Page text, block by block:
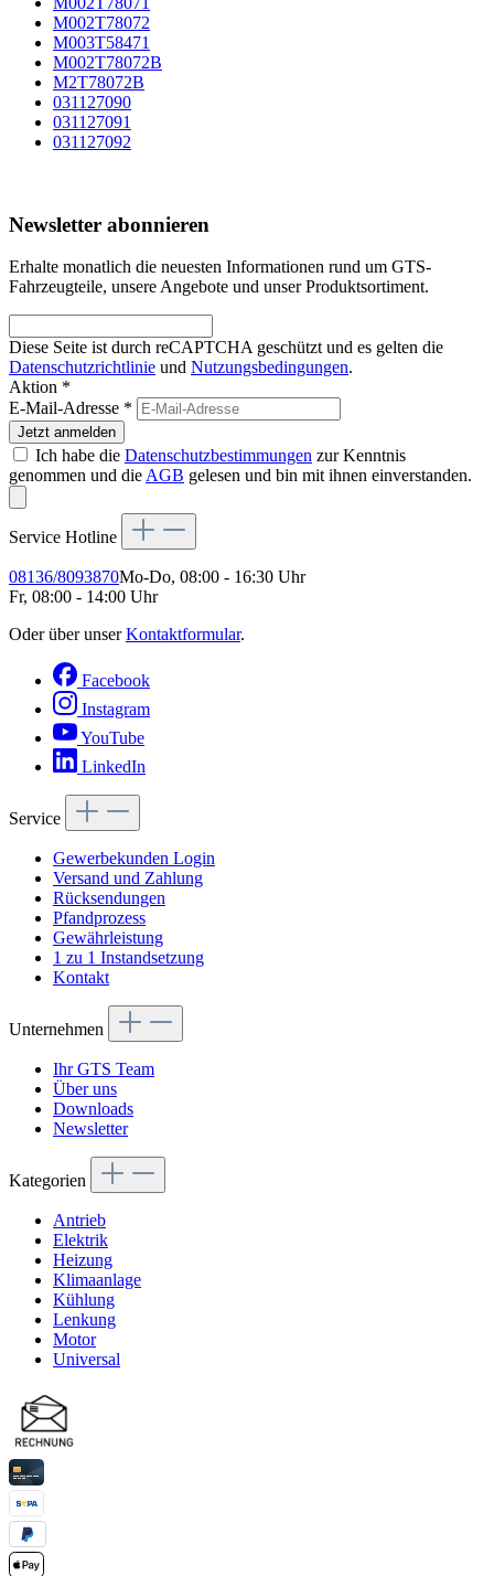
M002T78072
M003T58471
M002T78072B
M2T78072B
031127090
031127091
031127092
Newsletter abonnieren
Erhalte monatlich die neuesten Informationen rund um GTS-
Fahrzeugteile, unsere Angebote und unser Produktsortiment.
Diese Seite ist durch reCAPTCHA geschützt und es gelten die
Datenschutzrichtlinie und Nutzungsbedingungen.
Aktion *
E-Mail-Adresse *
Jetzt anmelden
Ich habe die Datenschutzbestimmungen zur Kenntnis
genommen und die AGB gelesen und bin mit ihnen einverstanden.
Service Hotline
08136/8093870Mo-Do, 08:00 - 16:30 Uhr
Fr, 08:00 - 14:00 Uhr
Oder über unserKontaktformular.
Facebook
Instagram
YouTube
LinkedIn
Service
Gewerbekunden Login
Versand und Zahlung
Rücksendungen
Pfandprozess
Gewährleistung
1 zu 1 Instandsetzung
Kontakt
Unternehmen
Ihr GTS Team
Über uns
Downloads
Newsletter
Kategorien
Antrieb
Elektrik
Heizung
Klimaanlage
Kühlung
Lenkung
Motor
Universal